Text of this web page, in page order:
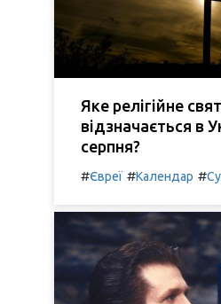
Яке релігійне
відзначається в
серпня?
#Євреї #Календар #